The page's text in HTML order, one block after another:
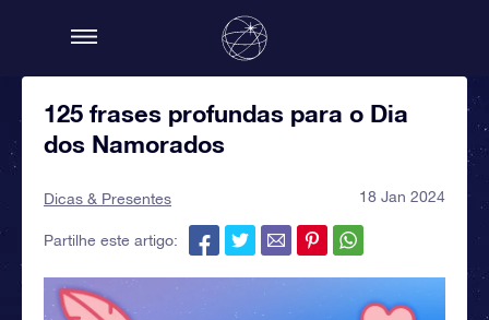
125 frases profundas para o Dia
dos Namorados
Dicas & Presentes 18 Jan 2024
Partilhe este artigo: